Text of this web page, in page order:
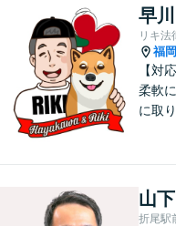
貞慰
せく
可（
早
リキ法
福
【対
柔軟
に取
／行
多数
一度
山
折尾駅